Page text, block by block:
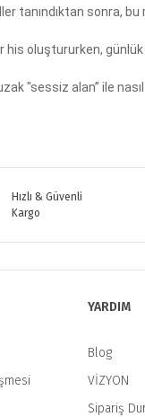
tanındıktan
oluştururken,
"sessiz alan” ile
Bu
Hızlı & Güvenli
Kargo
YARDIM
Blog
VİZYON
Sipariş